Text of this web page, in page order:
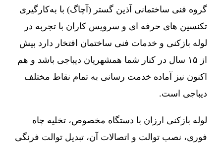
گروه فنی ساختمانی آذین گستر (آچاگ) با به‌کارگیری
تکنسین های حرفه ای و سرویس کاران با تجربه در
لوله بازکنی و خدمات فنی ساختمان افتخار دارد بیش
از ۱۵ سال در کنار شما همشهریان دیباجی باشد و هم
اکنون نیز آماده خدمت رسانی به تمام نقاط مختلف
دیباجی است.
لوله بازکنی ارزان با دستگاه مخصوص، تخلیه چاه
فوری، نصب توالت و اتصالات آن، تبدیل توالت فرنگی